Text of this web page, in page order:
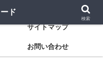
役立つ金融知識
サイトマップ
お問い合わせ
ド
検索